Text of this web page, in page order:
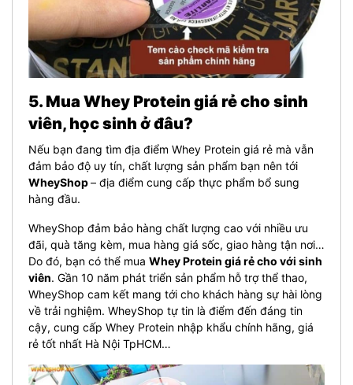
5. Mua Whey Protein giá rẻ cho sinh
viên, học sinh ở đâu?
Nếu bạn đang tìm địa điểm Whey Protein giá rẻ mà vẫn
đảm bảo độ uy tín, chất lượng sản phẩm bạn nên tới
WheyShop– địa điểm cung cấp thực phẩm bổ sung
hàng đầu.
WheyShop đảm bảo hàng chất lượng cao với nhiều ưu
đãi, quà tăng kèm, mua hàng giá sốc, giao hàng tận nơi…
Do đó, bạn có thể mua Whey Protein giá rẻ cho với sinh
viên. Gần 10 năm phát triển sản phẩm hỗ trợ thể thao,
WheyShop cam kết mang tới cho khách hàng sự hài lòng
về trải nghiệm. WheyShop tự tin là điểm đến đáng tin
cậy, cung cấp Whey Protein nhập khẩu chính hãng, giá
rẻ tốt nhất Hà Nội TpHCM…